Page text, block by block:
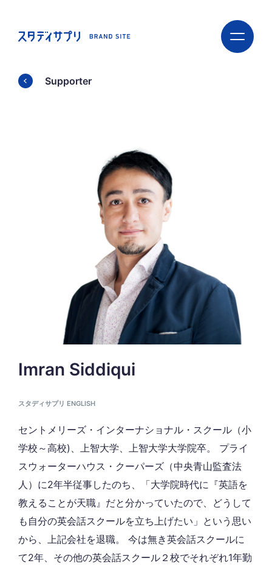
ス
サ
プ
Supporter
ス
サ
プ
Imran Siddiqui
スタディサプリ ENGLISH
セントメリーズ・インターナショナル・スクール（小
学校～高校)、上智大学、上智大学大学院卒。 プライ
スウォーターハウス・クーパーズ（中央青山監査法
人）に2年半従事したのち、「大学院時代に『英語を
教えることが天職』だと分かっていたので、どうして
も自分の英会話スクールを立ち上げたい」という思い
から、上記会社を退職。 今は無き英会話スクールに
て2年、その他の英会話スクール２校でそれぞれ1年勤